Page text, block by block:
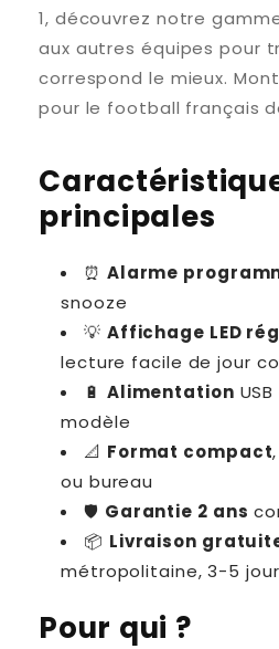
1, découvrez notre
aux autres équipes pour
correspond le mieux.
pour le football français
principales
⏰ Alarme
snooze
💡 Affichage LED
lecture facile de jour
🔋 Alimentation
modèle
📐 Format compact
ou bureau
🛡 Garantie 2 ans
📦 Livraison
métropolitaine, 3-5
Pour qui ?